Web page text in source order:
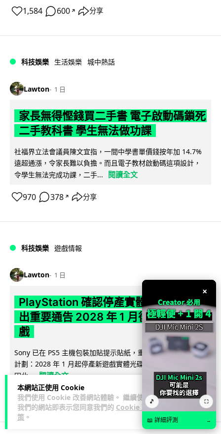
本網站正使用 Cookie
我們使用 Cookie 改善網站體驗。 繼續使用
我們的網站即表示您同意我們的 Cookie 政
策 。
1,584 600 ↗ 分享
科技娛樂 生活娛樂 城中熱話
Lawton 1 日
家長無得慳錢買二手書 電子啟動碼鎖死
二手教科書 學生無法做功課
社福界立法會議員陳文宜指，一間中學書單價錢按年加 14.7%
遠超通漲，令家長難以負擔。而且電子教材啟動碼這項設計，
令學生無法完成功課，二手...
閱讀全文
970 378 ↗ 分享
科技娛樂 遊戲情報
Lawton 1 日
PlayStation 確認停產實體光碟 包裝印
出重要通告 2028 年 1 月後不出光碟遊
戲
Sony 已在 PS5 主機包裝加貼提示貼紙，重申官方 7 月已公布
計劃：2028 年 1 月起停產新遊戲實體光碟。分析師預期 PS6
因此... 閱讀全文
174 78 ↗ 分享
×
🎵 ⛶
📖 詳細評測 →